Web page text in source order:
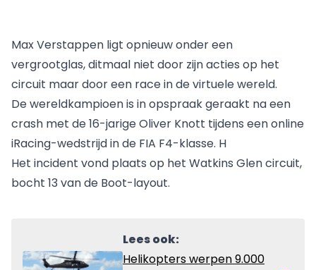
Max Verstappen ligt opnieuw onder een
vergrootglas, ditmaal niet door zijn acties op het
circuit maar door een race in de virtuele wereld.
De wereldkampioen is in opspraak geraakt na een
crash met de 16-jarige Oliver Knott tijdens een online
iRacing-wedstrijd in de FIA F4-klasse. H
Het incident vond plaats op het Watkins Glen circuit,
bocht 13 van de Boot-layout.
Lees ook:
Helikopters werpen 9.000